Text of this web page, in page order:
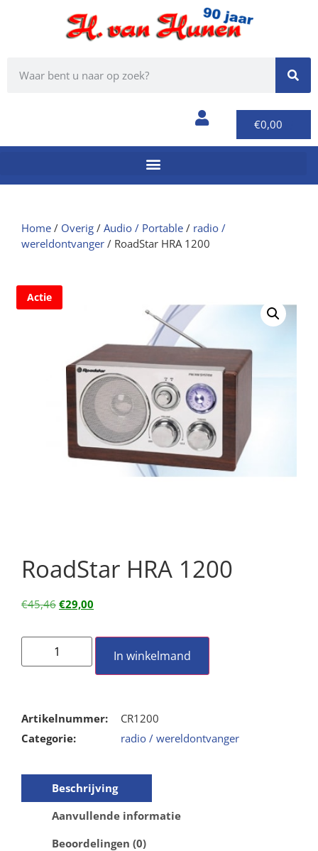
€0,00
Home / Overig / Audio / Portable / radio /
wereldontvanger / RoadStar HRA 1200
Actie
RoadStar HRA 1200
€45,46 €29,00
In winkelmand
Artikelnummer:
CR1200
Categorie:
radio / wereldontvanger
Beschrijving
Aanvullende informatie
Beoordelingen (0)